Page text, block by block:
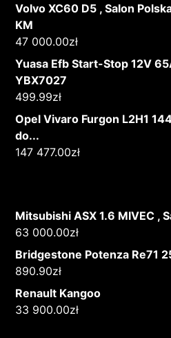
Volvo XC60 D5 , Salon
KM
47 000.00zł
Yuasa Efb Start-Stop 12V
YBX7027
499.99zł
Opel Vivaro Furgon L2H1
do...
147 477.00zł
Mitsubishi ASX 1.6 MIVEC ,
63 000.00zł
Bridgestone Potenza Re71
890.90zł
Renault Kangoo
33 900.00zł